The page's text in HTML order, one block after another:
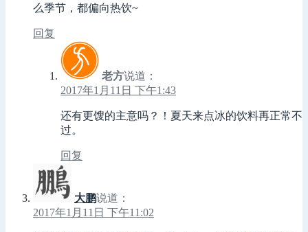
么季节，都偏向热饮~
回复
老方说道：
2017年1月11日 下午1:43
还有更馊的主意吗？！夏天来点冰的饮料再正常不
过。
回复
大鹏说道：
2017年1月11日 下午11:02